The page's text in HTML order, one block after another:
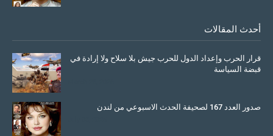
أحدث المقالات
قرار الحرب وإعداد الدول للحرب جيش بلا سلاح ولا إرادة في
قبضة السياسة
صدور العدد 167 لصحيفة الحدث الاسبوعي من لندن